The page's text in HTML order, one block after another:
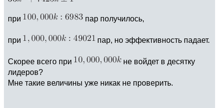
при пар получилось,
при пар, но эффективность падает.
Скорее всего при
не войдет в десятку
лидеров?
Мне такие величины уже никак не проверить.